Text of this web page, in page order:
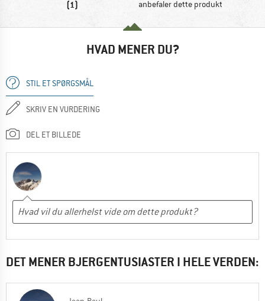
(1) anbefaler dette produkt
HVAD MENER DU?
STIL ET SPØRGSMÅL
SKRIV EN VURDERING
DEL ET BILLEDE
DET MENER BJERGENTUSIASTER I HELE VERDEN: